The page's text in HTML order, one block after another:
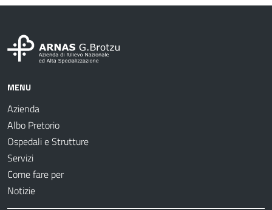
MENU
Azienda
Albo Pretorio
Ospedali e Strutture
Servizi
Come fare per
Notizie